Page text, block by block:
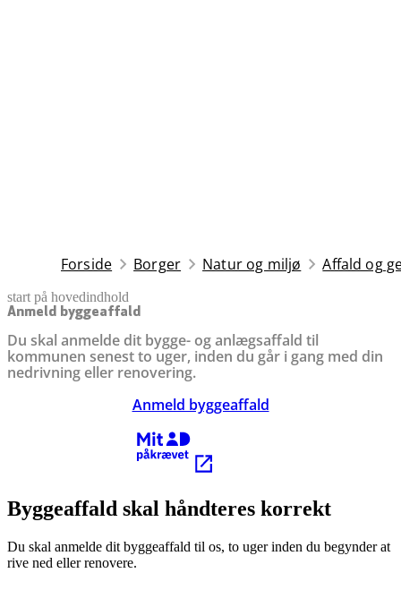
Forside Borger Natur og miljø Affald og
start på hovedindhold
Anmeld byggeaffald
Du skal anmelde dit bygge- og anlægsaffald til
kommunen senest to uger, inden du går i gang med din
nedrivning eller renovering.
senest opdateret 26. november 2025
Anmeld byggeaffald
Kræver MitID
Byggeaffald skal håndteres korrekt
Du skal anmelde dit byggeaffald til os, to uger inden du begynder at
rive ned eller renovere.